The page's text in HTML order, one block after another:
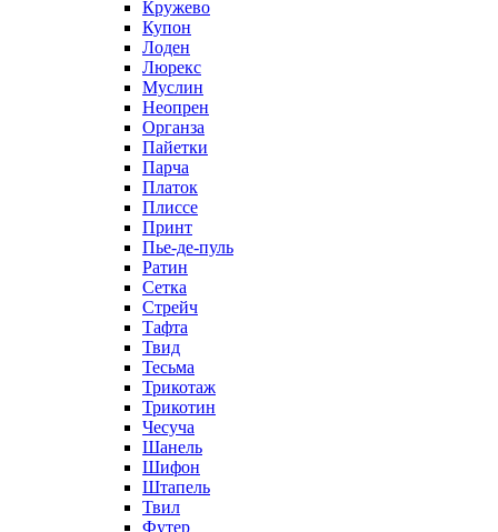
Кружево
Купон
Лоден
Люрекс
Муслин
Неопрен
Органза
Пайетки
Парча
Платок
Плиссе
Принт
Пье-де-пуль
Ратин
Сетка
Стрейч
Тафта
Твид
Тесьма
Трикотаж
Трикотин
Чесуча
Шанель
Шифон
Штапель
Твил
Футер